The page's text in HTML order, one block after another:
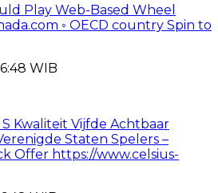
Play Web-Based Wheel
◦ OECD country Spin to
WIB
Kwaliteit Vijfde Achtbaar
Staten Spelers –
Offer https://www.celsius-